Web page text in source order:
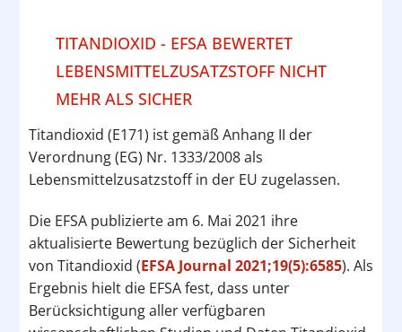
TITANDIOXID - EFSA BEWERTET
LEBENSMITTELZUSATZSTOFF NICHT
MEHR ALS SICHER
Titandioxid (E171) ist gemäß Anhang II der
Verordnung (EG) Nr. 1333/2008 als
Lebensmittelzusatzstoff in der EU zugelassen.
Die EFSA publizierte am 6. Mai 2021 ihre
aktualisierte Bewertung bezüglich der Sicherheit
von Titandioxid (EFSA Journal 2021;19(5):6585). Als
Ergebnis hielt die EFSA fest, dass unter
Berücksichtigung aller verfügbaren